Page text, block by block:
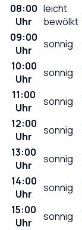
08:00
Uhr
leicht
bewölkt
09:00
Uhr
sonnig
10:00
Uhr
sonnig
11:00
Uhr
sonnig
12:00
Uhr
sonnig
13:00
Uhr
sonnig
14:00
Uhr
sonnig
15:00
Uhr
sonnig